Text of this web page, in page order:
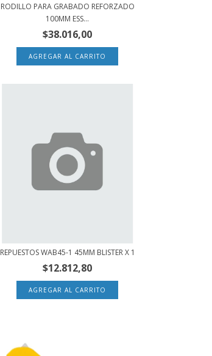
RODILLO PARA GRABADO REFORZADO
100MM ESS...
$38.016,00
REPUESTOS WAB45-1 45MM BLISTER X 1
$12.812,80